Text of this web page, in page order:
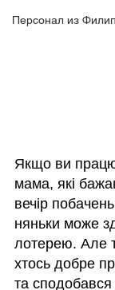
Персонал из
Якщо ви
мама, які
вечір
няньки може
лотерею. Але
хтось добре
та сподобався